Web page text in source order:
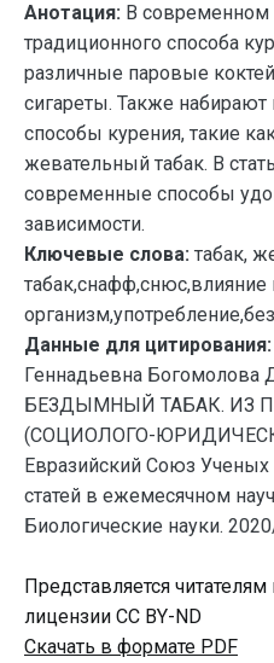
Анотация: В
традиционного способа
различные паровые
сигареты. Также
способы курения, такие
жевательный табак. В
современные способы
зависимости.
Ключевые слова: табак,
табак,снафф,снюс,влияние
Данные для цитирования:
Геннадьевна Богомолова
БЕЗДЫМНЫЙ ТАБАК. ИЗ
(СОЦИОЛОГО-
Евразийский Союз
статей в ежемесячном
Биологические науки.
Представляется
лицензии CC BY-ND
Скачать в формате PDF